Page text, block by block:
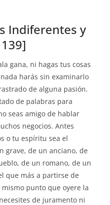
Indiferentes y
gana, ni hagas tus cosas
harás sin examinarlo
de alguna pasión.
de palabras para
seas amigo de hablar
negocios. Antes
o tu espíritu sea el
grave, de un anciano, de
de un romano, de un
que más a partirse de
punto que oyere la
de juramento ni